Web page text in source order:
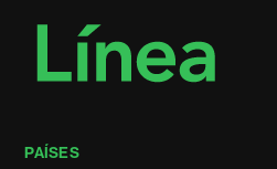
PAÍSES